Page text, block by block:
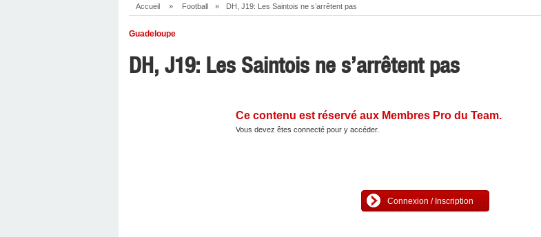
Accueil » Football » DH, J19: Les Saintois ne s’arrêtent pas
Guadeloupe
DH, J19: Les Saintois ne s’arrêtent pas
Ce contenu est réservé aux Membres Pro du Team.
Vous devez êtes connecté pour y accéder.
Connexion / Inscription